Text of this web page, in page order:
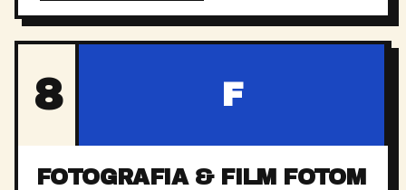
8 F
FOTOGRAFIA & FILM FOTOM